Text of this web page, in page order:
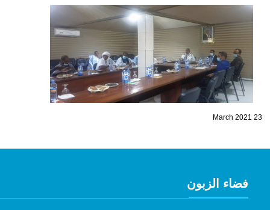
فضاء الزبون